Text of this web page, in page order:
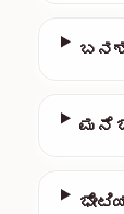
ಮನೆ